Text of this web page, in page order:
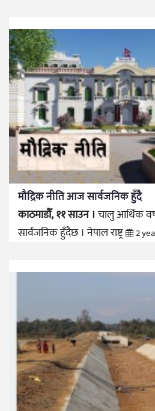
मौद्रिक नीति आज सार्वजनिक हुँदै
काठमाडौँ, ११ साउन ।चालु आर्थिक
सार्वजनिक हुँदैछ । नेपाल राष्ट्र
2